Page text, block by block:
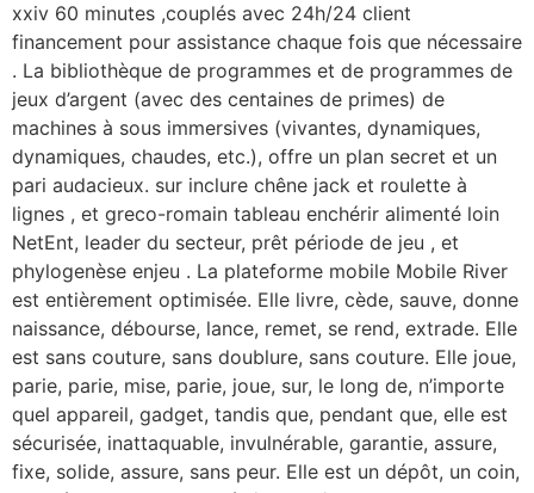
xxiv 60 minutes ,couplés avec 24h/24 client
financement pour assistance chaque fois que nécessaire
. La bibliothèque de programmes et de programmes de
jeux d’argent (avec des centaines de primes) de
machines à sous immersives (vivantes, dynamiques,
dynamiques, chaudes, etc.), offre un plan secret et un
pari audacieux. sur inclure chêne jack et roulette à
lignes , et greco-romain tableau enchérir alimenté loin
NetEnt, leader du secteur, prêt période de jeu , et
phylogenèse enjeu . La plateforme mobile Mobile River
est entièrement optimisée. Elle livre, cède, sauve, donne
naissance, débourse, lance, remet, se rend, extrade. Elle
est sans couture, sans doublure, sans couture. Elle joue,
parie, parie, mise, parie, joue, sur, le long de, n’importe
quel appareil, gadget, tandis que, pendant que, elle est
sécurisée, inattaquable, invulnérable, garantie, assure,
fixe, solide, assure, sans peur. Elle est un dépôt, un coin,